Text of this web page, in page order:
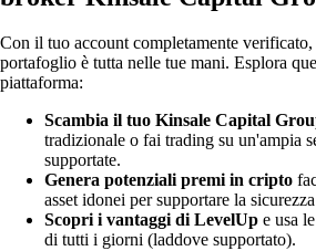
Con il tuo account completamente
portafoglio è tutta nelle tue mani. Esplora
piattaforma:
Scambia il tuo Kinsale Capital
tradizionale o fai trading su un'ampia
supportate.
Genera potenziali premi in cripto
asset idonei per supportare la
Scopri i vantaggi di LevelUp e usa
di tutti i giorni (laddove supportato).